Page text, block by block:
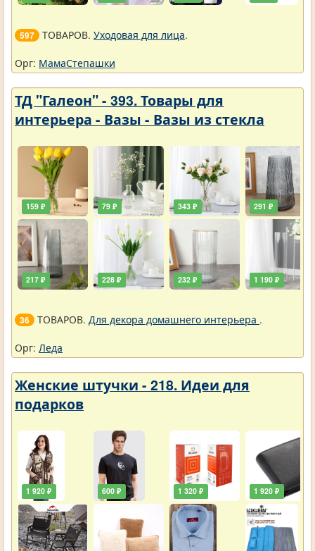
597 ТОВАРОВ. Уходовая для лица.
Орг: МамаСтепашки
ТД "Галеон" - 393. Товары для
интерьера - Вазы - Вазы из стекла
159 ₽
217 ₽
79 ₽
228 ₽
343 ₽
232 ₽
291 ₽
1 190 ₽
36 ТОВАРОВ. Для декора домашнего интерьера .
Орг: Леда
Женские штучки - 218. Идеи для
подарков
1 920 ₽ 600 ₽ 1 320 ₽ 1 920 ₽